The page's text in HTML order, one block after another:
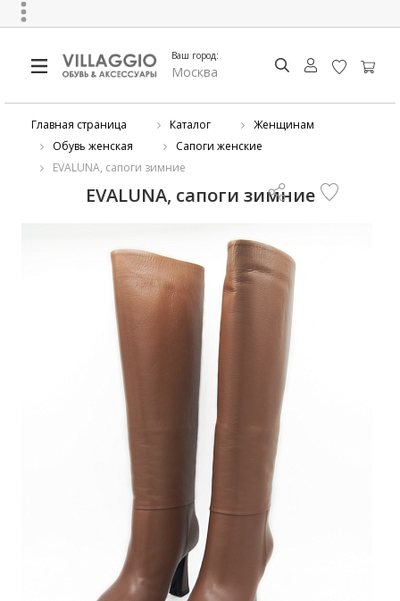
Ваш город:
Москва
Главная страница Каталог
Женщинам
Обувь женская
Сапоги женские
EVALUNA, сапоги зимние
EVALUNA, сапоги зимние